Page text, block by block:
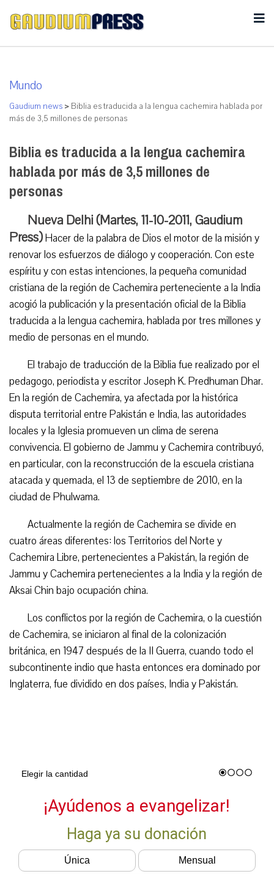
Mundo
Gaudium news > Biblia es traducida a la lengua cachemira hablada por
más de 3,5 millones de personas
Biblia es traducida a la lengua cachemira
hablada por más de 3,5 millones de
personas
Nueva Delhi (Martes, 11-10-2011, Gaudium
Press)Hacer de la palabra de Dios el motor de la misión y
renovar los esfuerzos de diálogo y cooperación. Con este
espíritu y con estas intenciones, la pequeña comunidad
cristiana de la región de Cachemira perteneciente a la India
acogió la publicación y la presentación oficial de la Biblia
traducida a la lengua cachemira, hablada por tres millones y
medio de personas en el mundo.
El trabajo de traducción de la Biblia fue realizado por el
pedagogo, periodista y escritor Joseph K. Predhuman Dhar.
En la región de Cachemira, ya afectada por la histórica
disputa territorial entre Pakistán e India, las autoridades
locales y la Iglesia promueven un clima de serena
convivencia. El gobierno de Jammu y Cachemira contribuyó,
en particular, con la reconstrucción de la escuela cristiana
atacada y quemada, el 13 de septiembre de 2010, en la
ciudad de Phulwama.
Actualmente la región de Cachemira se divide en
cuatro áreas diferentes: los Territorios del Norte y
Cachemira Libre, pertenecientes a Pakistán, la región de
Jammu y Cachemira pertenecientes a la India y la región de
Aksai Chin bajo ocupación china.
Los conflictos por la región de Cachemira, o la cuestión
de Cachemira, se iniciaron al final de la colonización
británica, en 1947 después de la II Guerra, cuando todo el
subcontinente indio que hasta entonces era dominado por
Inglaterra, fue dividido en dos países, India y Pakistán.